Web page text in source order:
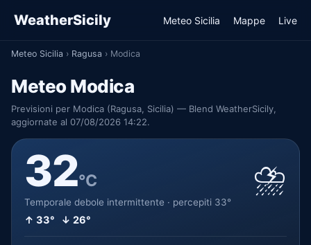
WeatherSicily Meteo Sicilia Mappe Live
Meteo Sicilia › Ragusa › Modica
Meteo Modica
Previsioni per Modica (Ragusa, Sicilia) — Blend WeatherSicily,
aggiornate al 07/08/2026 14:22.
32°C
Temporale debole intermittente · percepiti 33°
↑ 33° ↓ 26°
⛈️